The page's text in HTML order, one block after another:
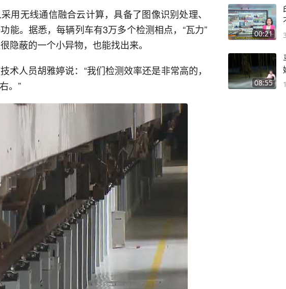
用无线通信融合云计算，具备了图像识别处理、
能。据悉，每辆列车有3万多个检测相点，“瓦力”
隐蔽的一个小异物，也能找出来。
术人员胡雅婷说：“我们检测效率还是非常高的，
。”
00:21
08:55